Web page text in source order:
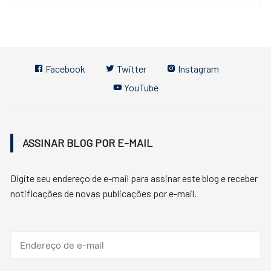
Facebook Twitter
Instagram
YouTube
ASSINAR BLOG POR E-MAIL
Digite seu endereço de e-mail para assinar este blog e receber
notificações de novas publicações por e-mail.